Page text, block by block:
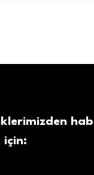
için: